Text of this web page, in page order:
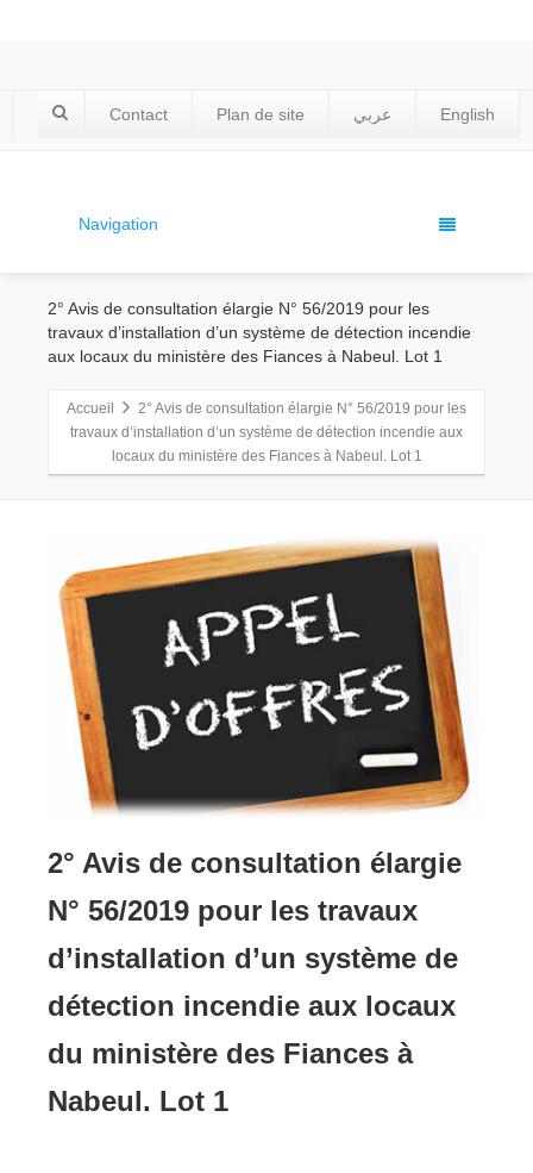
Contact Plan de site عربي English
Navigation
2° Avis de consultation élargie N° 56/2019 pour les
travaux d’installation d’un système de détection incendie
aux locaux du ministère des Fiances à Nabeul. Lot 1
Accueil
2° Avis de consultation élargie N° 56/2019 pour les
travaux d’installation d’un système de détection incendie aux
locaux du ministère des Fiances à Nabeul. Lot 1
2° Avis de consultation élargie
N° 56/2019 pour les travaux
d’installation d’un système de
détection incendie aux locaux
du ministère des Fiances à
Nabeul. Lot 1